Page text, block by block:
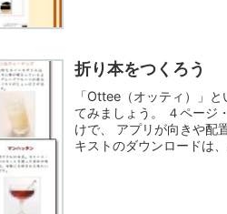
折り本をつくろう
「Ottee（オッティ）」
てみましょう。 ４ページ
けで、 アプリが向きや配
キストのダウンロードは、